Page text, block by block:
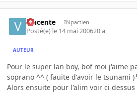
vincente INpactien
Posté(e) le 14 mai 200620 a
AUTEUR
Pour le super lan boy, bof moi j'aime
soprano ^^ ( fauite d'avoir le tsunami )
Alors ensuite pour l'alim voir ci